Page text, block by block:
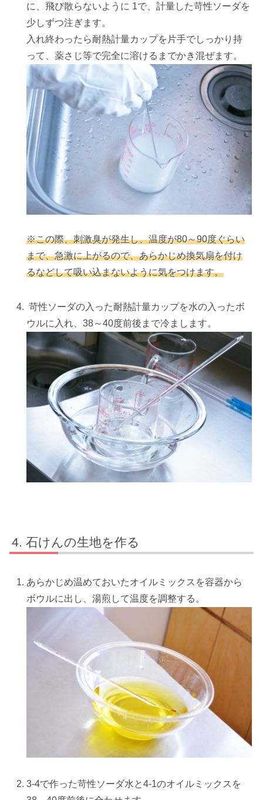
に、飛び散らないように 1で、計量した苛性ソーダを
少しずつ注ぎます。
入れ終わったら耐熱計量カップを片手でしっかり持
って、薬さじ等で完全に溶けるまでかき混ぜます。
※この際、刺激臭が発生し、温度が80～90度ぐらい
まで、急激に上がるので、あらかじめ換気扇を付け
るなどして吸い込まないように気をつけます。
苛性ソーダの入った耐熱計量カップを水の入ったボ
ウルに入れ、38～40度前後まで冷まします。
石けんの生地を作る
あらかじめ温めておいたオイルミックスを容器から
ボウルに出し、湯煎して温度を調整する。
3-4で作った苛性ソーダ水と4-1のオイルミックスを